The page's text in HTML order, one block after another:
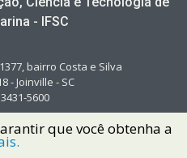
- IFSC
bairro Costa e Silva
- Joinville - SC
5600
que você obtenha a